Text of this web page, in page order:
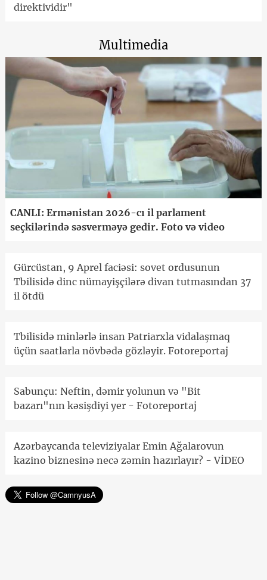
direktividir"
Multimedia
CANLI: Ermənistan 2026-cı il parlament
seçkilərində səsverməyə gedir. Foto və video
Gürcüstan, 9 Aprel faciəsi: sovet ordusunun
Tbilisidə dinc nümayişçilərə divan tutmasından 37
il ötdü
Tbilisidə minlərlə insan Patriarxla vidalaşmaq
üçün saatlarla növbədə gözləyir. Fotoreportaj
Sabunçu: Neftin, dəmir yolunun və "Bit
bazarı"nın kəsişdiyi yer - Fotoreportaj
Azərbaycanda televiziyalar Emin Ağalarovun
kazino biznesinə necə zəmin hazırlayır? - VİDEO